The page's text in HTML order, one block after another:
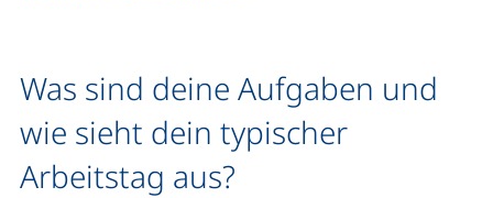
Was sind deine Aufgaben und
wie sieht dein typischer
Arbeitstag aus?